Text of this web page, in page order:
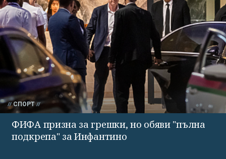
СПОРТ
ФИФА призна за грешки, но обяви "пълна
подкрепа" за Инфантино